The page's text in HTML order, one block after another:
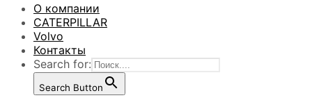
О компании
CATERPILLAR
Volvo
Контакты
Search for:
Search Button